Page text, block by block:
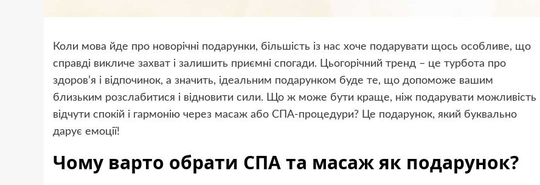
Коли мова йде про новорічні подарунки, більшість із нас хоче подарувати щось особливе, що
справді викличе захват і залишить приємні спогади. Цьогорічний тренд – це турбота про
здоров’я і відпочинок, а значить, ідеальним подарунком буде те, що допоможе вашим
близьким розслабитися і відновити сили. Що ж може бути краще, ніж подарувати можливість
відчути спокій і гармонію через масаж або СПА-процедури? Це подарунок, який буквально
дарує емоції!
Чому варто обрати СПА та масаж як подарунок?